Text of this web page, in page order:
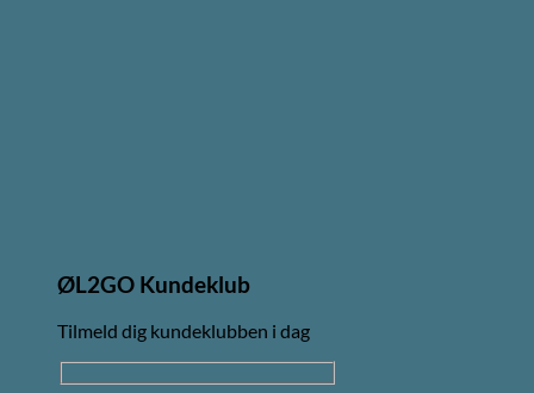
ØL2GO Kundeklub
Tilmeld dig kundeklubben i dag